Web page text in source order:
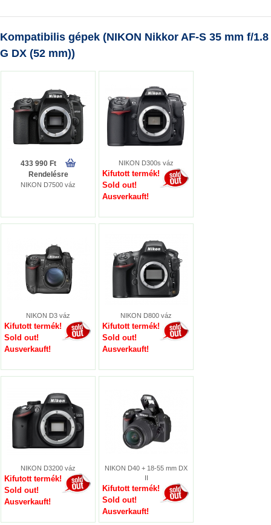
Kompatibilis gépek (NIKON Nikkor AF-S 35 mm f/1.8
G DX (52 mm))
433 990 Ft
Rendelésre
NIKON D7500 váz
NIKON D300s váz
Kifutott termék!
Sold out!
Ausverkauft!
NIKON D3 váz
Kifutott termék!
Sold out!
Ausverkauft!
NIKON D800 váz
Kifutott termék!
Sold out!
Ausverkauft!
NIKON D3200 váz
Kifutott termék!
Sold out!
Ausverkauft!
NIKON D40 + 18-55 mm DX
II
Kifutott termék!
Sold out!
Ausverkauft!